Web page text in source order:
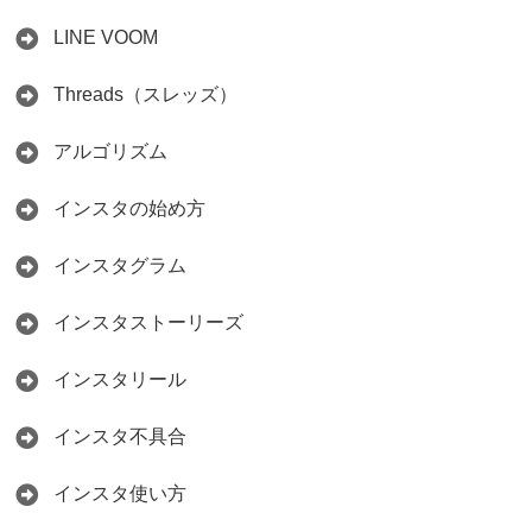
LINE VOOM
Threads（スレッズ）
アルゴリズム
インスタの始め方
インスタグラム
インスタストーリーズ
インスタリール
インスタ不具合
インスタ使い方